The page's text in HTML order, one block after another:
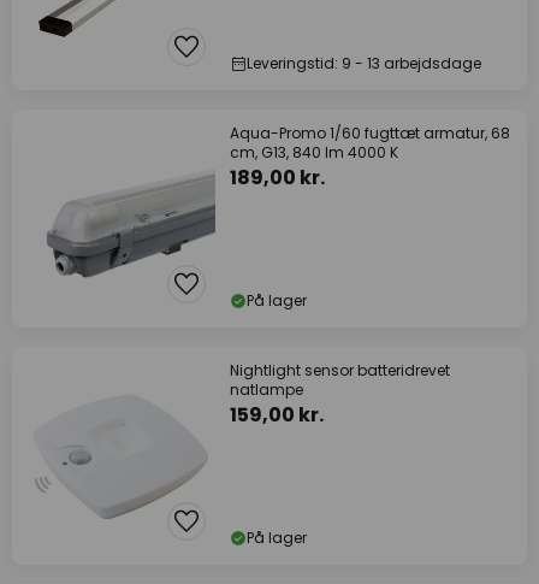
Leveringstid: 9 - 13 arbejdsdage
Aqua-Promo 1/60 fugttæt armatur, 68
cm, G13, 840 lm 4000 K
189,00 kr.
På lager
Nightlight sensor batteridrevet
natlampe
159,00 kr.
På lager